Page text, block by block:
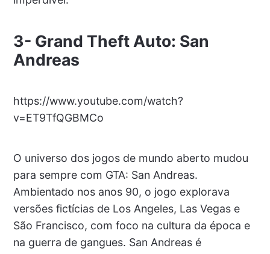
3- Grand Theft Auto: San
Andreas
https://www.youtube.com/watch?
v=ET9TfQGBMCo
O universo dos jogos de mundo aberto mudou
para sempre com GTA: San Andreas.
Ambientado nos anos 90, o jogo explorava
versões fictícias de Los Angeles, Las Vegas e
São Francisco, com foco na cultura da época e
na guerra de gangues. San Andreas é